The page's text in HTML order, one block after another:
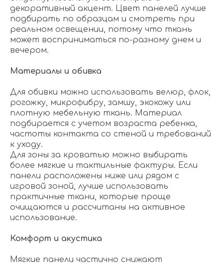
декоративный акцент. Цвет панелей лучше
подбирать по образцам и смотреть при
реальном освещении, потому что ткань
может восприниматься по-разному днем и
вечером.
Материалы и обивка
Для обивки можно использовать велюр, флок,
рогожку, микрофибру, замшу, экокожу или
плотную мебельную ткань. Материал
подбирается с учетом возраста ребенка,
частоты контакта со стеной и требований
к уходу.
Для зоны за кроватью можно выбирать
более мягкие и тактильные фактуры. Если
панели расположены ниже или рядом с
игровой зоной, лучше использовать
практичные ткани, которые проще
очищаются и рассчитаны на активное
использование.
Комфорт и акустика
Мягкие панели частично снижают